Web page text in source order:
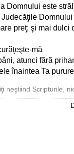
Domnului este
preţ; şi mai dulci
mă
atunci fără
înaintea Ta
neştiind Scripturile,